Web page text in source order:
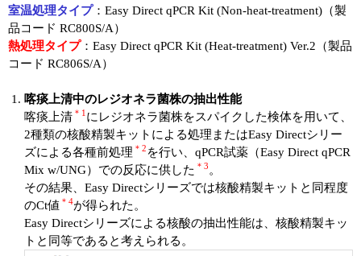
ラーニングセンター
実験ガイド
リアルタイムPCR実験ガイド
遺伝子検査ガイド（食品・水質・家畜他）
NGSポータルサイト
幹細胞・再生医療研究ガイド
クローニング実験ガイド
細胞選択ガイド
室温処理タイプ：Easy Direct qPCR Kit (Non-heat-treatment)（製
品コード RC800S/A）
熱処理タイプ：Easy Direct qPCR Kit (Heat-treatment) Ver.2（製品
コード RC806S/A）
喀痰上清中のレジオネラ菌株の抽出性能
喀痰上清 ＊1 にレジオネラ菌株をスパイクした検体を用いて、
2種類の核酸精製キットによる処理またはEasy Directシリー
ズによる各種前処理 ＊2 を行い、qPCR試薬（Easy Direct qPCR
Mix w/UNG）での反応に供した ＊3 。
その結果、Easy Directシリーズでは核酸精製キットと同程度
のCt値 ＊4が得られた。
Easy Directシリーズによる核酸の抽出性能は、核酸精製キッ
トと同等であると考えられる。